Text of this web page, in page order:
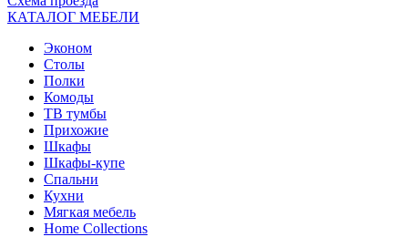
КАТАЛОГ МЕБЕЛИ
Эконом
Столы
Полки
Комоды
ТВ тумбы
Прихожие
Шкафы
Шкафы-купе
Спальни
Кухни
Мягкая мебель
Home Collections